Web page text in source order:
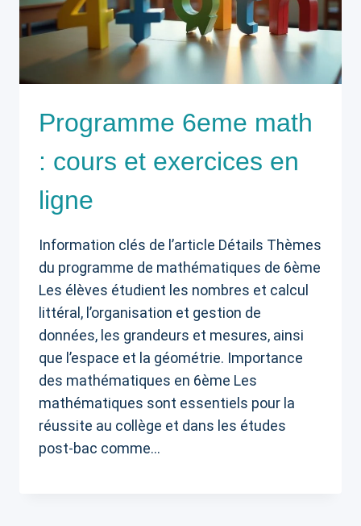
Programme 6eme math
: cours et exercices en
ligne
Information clés de l’article Détails Thèmes
du programme de mathématiques de 6ème
Les élèves étudient les nombres et calcul
littéral, l’organisation et gestion de
données, les grandeurs et mesures, ainsi
que l’espace et la géométrie. Importance
des mathématiques en 6ème Les
mathématiques sont essentiels pour la
réussite au collège et dans les études
post-bac comme…